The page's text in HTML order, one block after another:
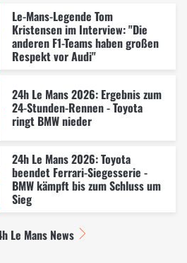
Le-Mans-Legende Tom
Kristensen im Interview: "Die
anderen F1-Teams haben großen
Respekt vor Audi"
24h Le Mans 2026: Ergebnis zum
24-Stunden-Rennen - Toyota
ringt BMW nieder
24h Le Mans 2026: Toyota
beendet Ferrari-Siegesserie -
BMW kämpft bis zum Schluss um
Sieg
Le Mans News